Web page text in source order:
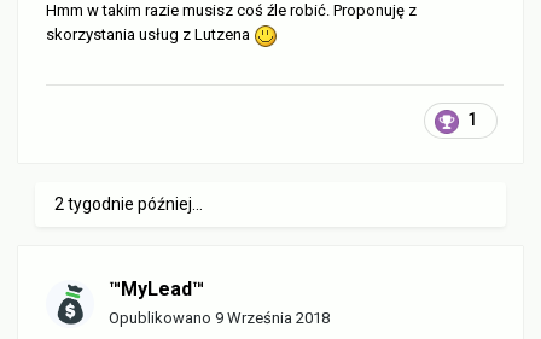
Hmm w takim razie musisz coś źle robić. Proponuję z
skorzystania usług z Lutzena
1
2 tygodnie później...
™MyLead™
Opublikowano 9 Września 2018